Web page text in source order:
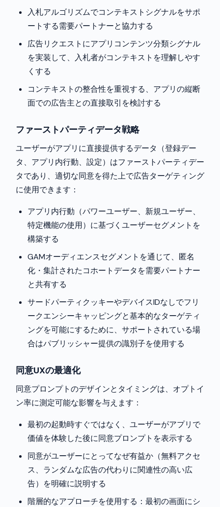
入札アルゴリズムでコンテキストシグナルをサポ
ートする需要パートナーと協力する
広告リクエストにアプリコンテンツ分類シグナル
を実装して、入札者がコンテキストを理解しやす
くする
コンテキストの整合性を重視する、アプリの縦断
面での広告主との直接取引を検討する
ファーストパーティデータ戦略
ユーザーがアプリに直接提供するデータ（登録デー
タ、アプリ内行動、設定）はファーストパーティデー
タであり、適切な同意を得た上で広告ターゲティング
に使用できます：
アプリ内行動（パワーユーザー、新規ユーザー、
特定機能の使用）に基づくユーザーセグメントを
構築する
GAMオーディエンスセグメントを通じて、匿名
化・集計されたコホートデータを需要パートナー
と共有する
サードパーティクッキーやデバイスIDなしでフリ
ークエンシーキャッピングと基本的なターゲティ
ングを可能にするために、サポートされている場
合はパブリッシャー提供の識別子を使用する
同意UXの最適化
同意プロンプトのデザインとタイミングは、オプトイ
ン率に測定可能な影響を与えます：
最初の起動時すぐではなく、ユーザーがアプリで
価値を体験した後に同意プロンプトを表示する
同意がユーザーにとってなぜ有益か（無料アクセ
ス、ランダムな広告の代わりに関連性の高い広
告）を明確に説明する
階層的なアプローチを使用する：最初の画面にシ